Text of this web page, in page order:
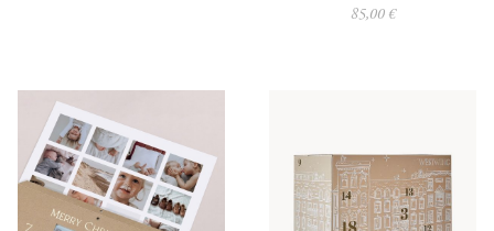
85,00 €